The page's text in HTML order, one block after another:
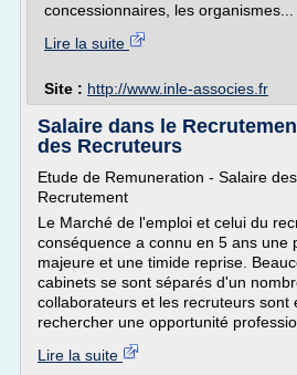
concessionnaires, les organismes...
Lire la suite
Site : http://www.inle-associes.fr
Salaire dans le
des Recruteurs
Etude de Remuneration - Salaire
Recrutement
Le Marché de l'emploi et celui du
conséquence a connu en 5 ans une
majeure et une timide reprise.
cabinets se sont séparés d'un
collaborateurs et les recruteurs sont
rechercher une opportunité
Lire la suite